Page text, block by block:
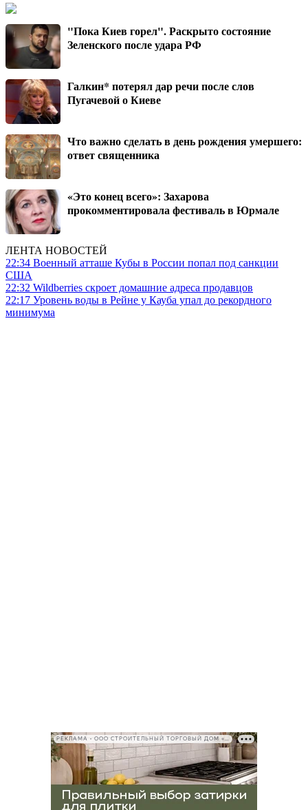
"Пока Киев горел". Раскрыто состояние
Зеленского после удара РФ
Галкин* потерял дар речи после слов
Пугачевой о Киеве
Что важно сделать в день рождения умершего:
ответ священника
«Это конец всего»: Захарова
прокомментировала фестиваль в Юрмале
ЛЕНТА НОВОСТЕЙ
22:34 Военный атташе Кубы в России попал под санкции
США
22:32 Wildberries скроет домашние адреса продавцов
22:17 Уровень воды в Рейне у Кауба упал до рекордного
минимума
РЕКЛАМА • ООО СТРОИТЕЛЬНЫЙ ТОРГОВЫЙ ДОМ «ПЕТРОВИЧ», ИНН 7802348846